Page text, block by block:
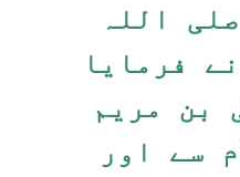
اللہ
فرمایا
بن مریم
سے اور